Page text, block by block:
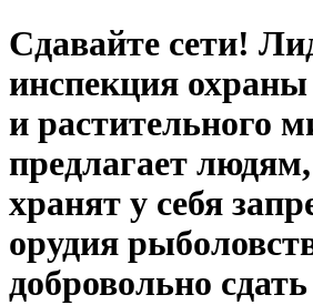
Сдавайте сети!
инспекция
и растительного
предлагает
хранят у себя
орудия
добровольно